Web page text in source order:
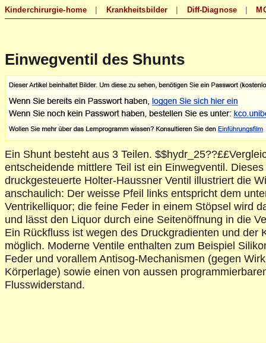
Einwegventil des Shunts
Ein Shunt besteht aus 3 Teilen.
entscheidende mittlere Teil ist ein Einwegventil.
druckgesteuerte Holter-Haussner Ventil illustriert die
anschaulich: Der weisse Pfeil links entspricht dem
Ventrikelliquor; die feine Feder in einem Stöpsel wird
und lässt den Liquor durch eine Seitenöffnung in die
Ein Rückfluss ist wegen des Druckgradienten und der
möglich. Moderne Ventile enthalten zum Beispiel
Feder und vorallem Antisog-Mechanismen (gegen
Körperlage) sowie einen von aussen
Flusswiderstand.